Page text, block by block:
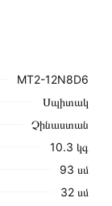
MT2-12N8D6
Սպիտակ
Չինաստան
10.3 կգ
93 սմ
32 սմ